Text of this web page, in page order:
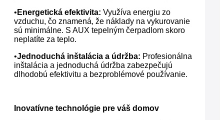
• Energetická efektivita: Využíva energiu zo
vzduchu, čo znamená, že náklady na vykurovanie
sú minimálne. S AUX tepelným čerpadlom skoro
neplatíte za teplo.
•Jednoduchá inštalácia a údržba: Profesionálna
inštalácia a jednoduchá údržba zabezpečujú
dlhodobú efektivitu a bezproblémové používanie.
Inovatívne technológie pre váš domov